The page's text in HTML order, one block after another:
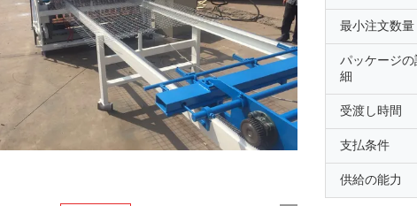
最小注文数量
パッケージの
細
受渡し時間
支払条件
供給の能力